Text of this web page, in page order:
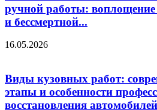
ручной работы:
и бессмертной...
16.05.2026
Виды кузовных работ:
этапы и особенности
восстановления